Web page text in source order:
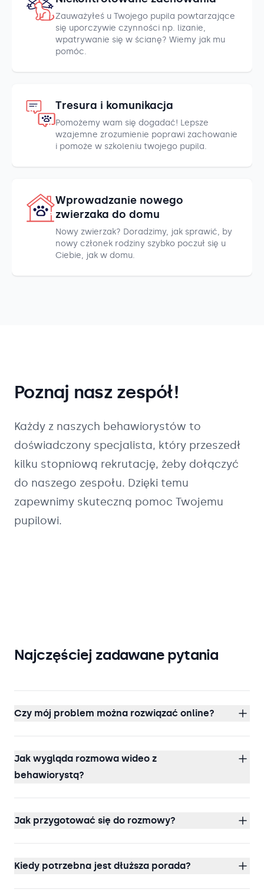
Zauważyłeś u Twojego pupila powtarzające
się uporczywie czynności np. lizanie,
wpatrywanie się w ścianę? Wiemy jak mu
pomóc.
Tresura i komunikacja
Pomożemy wam się dogadać! Lepsze
wzajemne zrozumienie poprawi zachowanie
i pomoże w szkoleniu twojego pupila.
Wprowadzanie nowego
zwierzaka do domu
Nowy zwierzak? Doradzimy, jak sprawić, by
nowy członek rodziny szybko poczuł się u
Ciebie, jak w domu.
Poznaj nasz zespół!
Każdy z naszych behawiorystów to
doświadczony specjalista, który przeszedł
kilku stopniową rekrutację, żeby dołączyć
do naszego zespołu. Dzięki temu
zapewnimy skuteczną pomoc Twojemu
pupilowi.
Najczęściej zadawane pytania
Czy mój problem można rozwiązać online?
Jak wygląda rozmowa wideo z
behawiorystą?
Jak przygotować się do rozmowy?
Kiedy potrzebna jest dłuższa porada?